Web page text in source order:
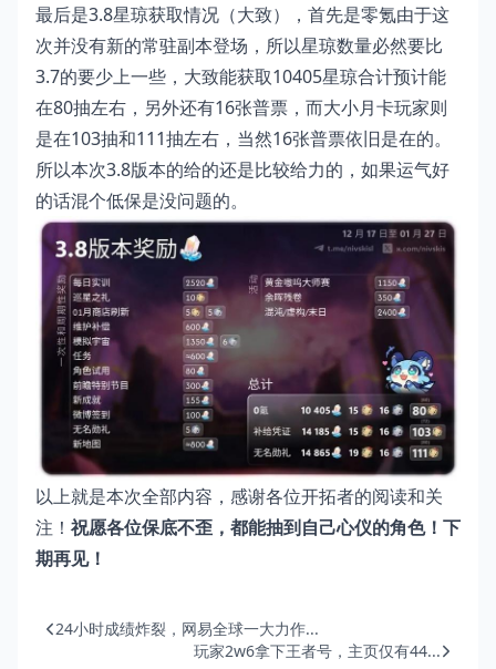
最后是3.8星琼获取情况（大致），首先是零氪由于这
次并没有新的常驻副本登场，所以星琼数量必然要比
3.7的要少上一些，大致能获取10405星琼合计预计能
在80抽左右，另外还有16张普票，而大小月卡玩家则
是在103抽和111抽左右，当然16张普票依旧是在的。
所以本次3.8版本的给的还是比较给力的，如果运气好
的话混个低保是没问题的。
以上就是本次全部内容，感谢各位开拓者的阅读和关
注！ 祝愿各位保底不歪，都能抽到自己心仪的角色！下
期再见！
24小时成绩炸裂，网易全球一大力作...
玩家2w6拿下王者号，主页仅有44...